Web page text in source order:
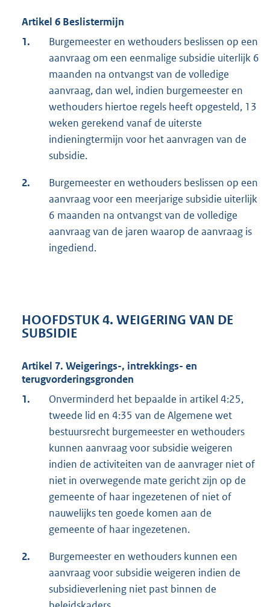
Artikel 6 Beslistermijn
1.
Burgemeester en wethouders beslissen op een
aanvraag om een eenmalige subsidie uiterlijk 6
maanden na ontvangst van de volledige
aanvraag, dan wel, indien burgemeester en
wethouders hiertoe regels heeft opgesteld, 13
weken gerekend vanaf de uiterste
indieningtermijn voor het aanvragen van de
subsidie.
2.
Burgemeester en wethouders beslissen op een
aanvraag voor een meerjarige subsidie uiterlijk
6 maanden na ontvangst van de volledige
aanvraag van de jaren waarop de aanvraag is
ingediend.
HOOFDSTUK 4. WEIGERING VAN DE
SUBSIDIE
Artikel 7. Weigerings-, intrekkings- en
terugvorderingsgronden
1.
Onverminderd het bepaalde in artikel 4:25,
tweede lid en 4:35 van de Algemene wet
bestuursrecht burgemeester en wethouders
kunnen aanvraag voor subsidie weigeren
indien de activiteiten van de aanvrager niet of
niet in overwegende mate gericht zijn op de
gemeente of haar ingezetenen of niet of
nauwelijks ten goede komen aan de
gemeente of haar ingezetenen.
2.
Burgemeester en wethouders kunnen een
aanvraag voor subsidie weigeren indien de
subsidieverlening niet past binnen de